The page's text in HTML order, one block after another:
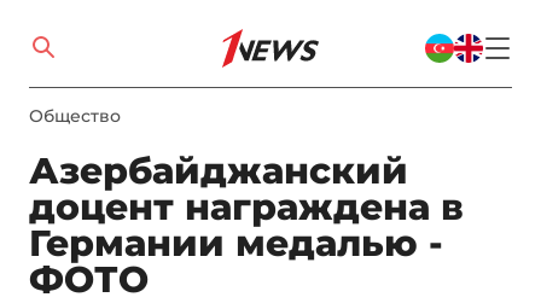
Общество
Азербайджанский
доцент награждена в
Германии медалью -
ФОТО